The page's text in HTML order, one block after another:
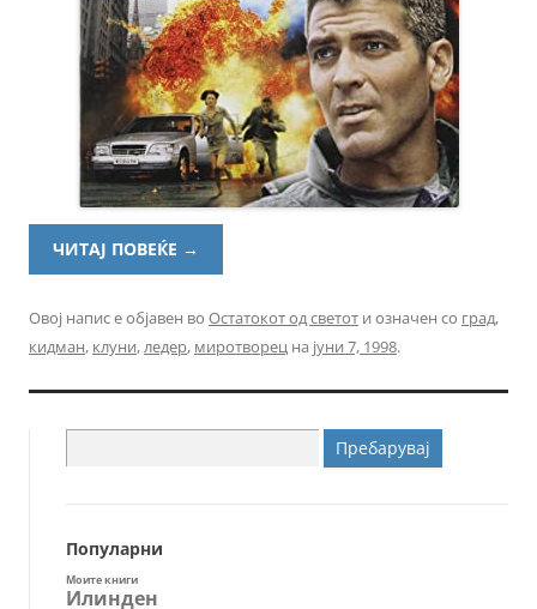
ЧИТАЈ ПОВЕЌЕ →
Овој напис е објавен во Остатокот од светот и означен со град,
кидман, клуни,ледер, миротворец на јуни 7, 1998.
за:
Популарни